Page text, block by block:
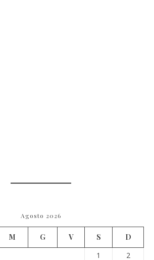
Agosto 2026
M G V S
D
1
2